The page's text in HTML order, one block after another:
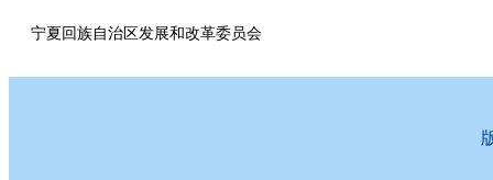
宁夏回族自治区发展和改革委员会